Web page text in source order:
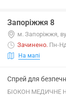
Запоріжжя 8
м. Запоріжжя,
Зачинено. Пн-
На мапі
Спрей для
БІОКОН МЕДИЧНЕ